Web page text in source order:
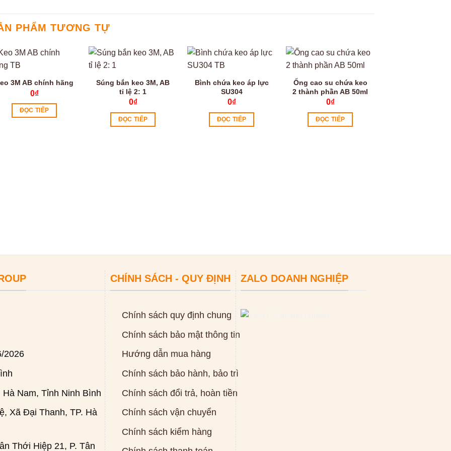
PHẨM TƯƠNG TỰ
3M AB chính hãng
0₫
ĐỌC TIẾP
Súng bắn keo 3M, AB
tỉ lệ 2: 1
0₫
ĐỌC TIẾP
Bình chứa keo áp lực
SU304
0₫
ĐỌC TIẾP
Ống cao su chứa keo
2 thành phần AB 50ml
0₫
ĐỌC TIẾP
2026
Nam, Tỉnh Ninh Bình
Xã Đại Thanh, TP. Hà
Thới Hiệp 21, P. Tân
CHÍNH SÁCH - QUY ĐỊNH
Chính sách quy định chung
Chính sách bảo mật thông tin
Hướng dẫn mua hàng
Chính sách bảo hành, bảo trì
Chính sách đổi trả, hoàn tiền
Chính sách vận chuyển
Chính sách kiểm hàng
ZALO DOANH NGHIỆP